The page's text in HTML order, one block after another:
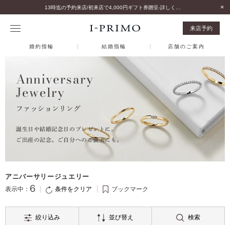
来店予約
婚約指輪 結婚指輪 店舗のご案内
Anniversary
Jewelry
ファッションリング
誕生日や結婚記念日のプレゼントに。
ご出産の記念、ご自分へのご褒美にも。
アニバーサリージュエリー
表示中： 6 条件をクリア ブックマーク
絞り込み 並び替え 検索